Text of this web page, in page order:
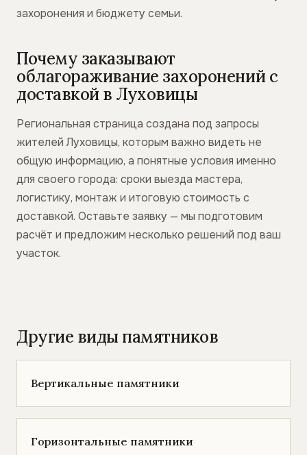
захоронения и бюджету семьи.
Почему заказывают
облагораживание захоронений с
доставкой в Луховицы
Региональная страница создана под запросы
жителей Луховицы, которым важно видеть не
общую информацию, а понятные условия именно
для своего города: сроки выезда мастера,
логистику, монтаж и итоговую стоимость с
доставкой. Оставьте заявку — мы подготовим
расчёт и предложим несколько решений под ваш
участок.
Другие виды памятников
Вертикальные памятники
Горизонтальные памятники